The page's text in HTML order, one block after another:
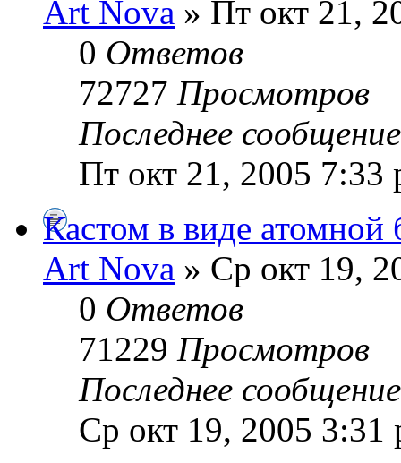
Art Nova » Пт окт 21,
0 Ответов
72727 Просмотров
Последнее
Пт окт 21, 2005 7:33
Кастом в виде
Art Nova » Ср окт 19,
0 Ответов
71229 Просмотров
Последнее
Ср окт 19, 2005 3:31